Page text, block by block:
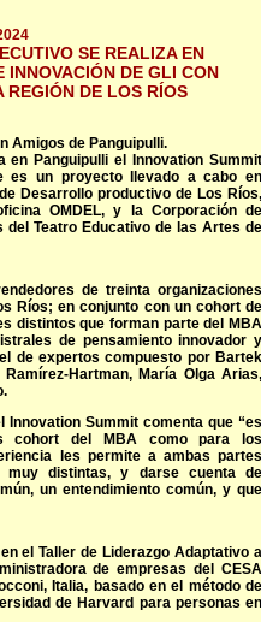
SE REALIZA EN
INNOVACIÓN DE GLI CON
REGIÓN DE LOS RÍOS
Amigos de Panguipulli.
en Panguipulli el Innovation Summit
es un proyecto llevado a cabo en
Desarrollo productivo de Los Ríos,
OMDEL, y la Corporación de
Teatro Educativo de las Artes de
de treinta organizaciones
Ríos; en conjunto con un cohort de
distintos que forman parte del MBA
de pensamiento innovador y
de expertos compuesto por Bartek
Hartman, María Olga Arias,
Summit comenta que “es
cohort del MBA como para los
les permite a ambas partes
distintas, y darse cuenta de
un entendimiento común, y que
el Taller de Liderazgo Adaptativo a
de empresas del CESA
Italia, basado en el método de
de Harvard para personas en